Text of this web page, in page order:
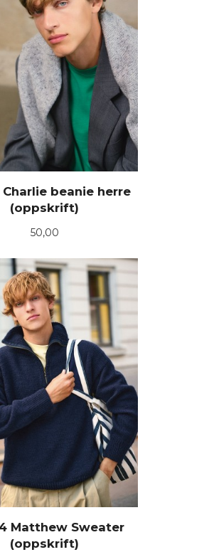
Charlie beanie herre
(oppskrift)
Pris
50,00
Matthew Sweater
(oppskrift)